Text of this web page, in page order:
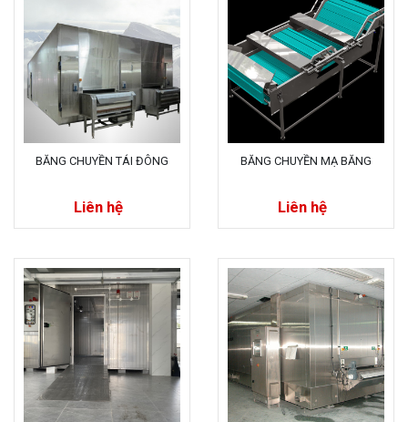
BĂNG CHUYỀN TÁI ĐÔNG
Liên hệ
BĂNG CHUYỀN MẠ BĂNG
Liên hệ